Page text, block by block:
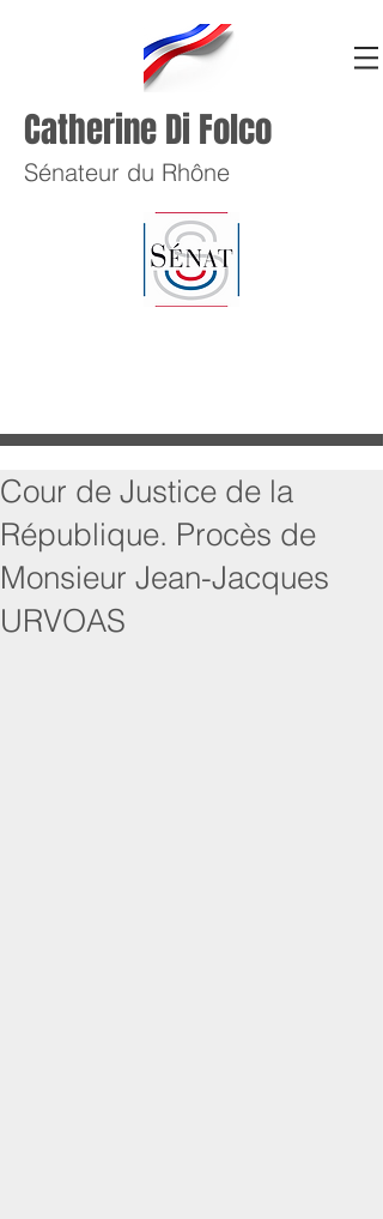
Catherine Di Folco
Sénateur du Rhône
Cour de Justice de la
République. Procès de
Monsieur Jean-Jacques
URVOAS